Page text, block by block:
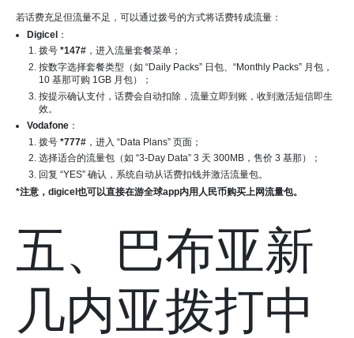
若话费充足但流量不足，可以通过拨号的方式将话费转成流量：
Digicel ：
拨号 *147#，进入流量套餐菜单；
按数字选择套餐类型（如 “Daily Packs” 日包、“Monthly Packs” 月包，
10 基那可购 1GB 月包）；
按提示确认支付，话费会自动扣除，流量立即到账，收到激活短信即生
效。
Vodafone ：
拨号 *777#，进入 “Data Plans” 页面；
选择适合的流量包（如 “3-Day Data” 3 天 300MB，售价 3 基那）；
回复 “YES” 确认，系统自动从话费扣钱并激活流量包。
*注意，digicel也可以直接在游全球app内用人民币购买上网流量包。
五、巴布亚新
几内亚拨打中